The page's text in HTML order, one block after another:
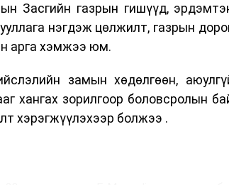
Засгийн газрын гишүүд,
нэгдэж цөлжилт, газрын
арга хэмжээ юм.
замын хөдөлгөөн,
хангах зорилгоор боловсролын
хэрэгжүүлэхээр болжээ .